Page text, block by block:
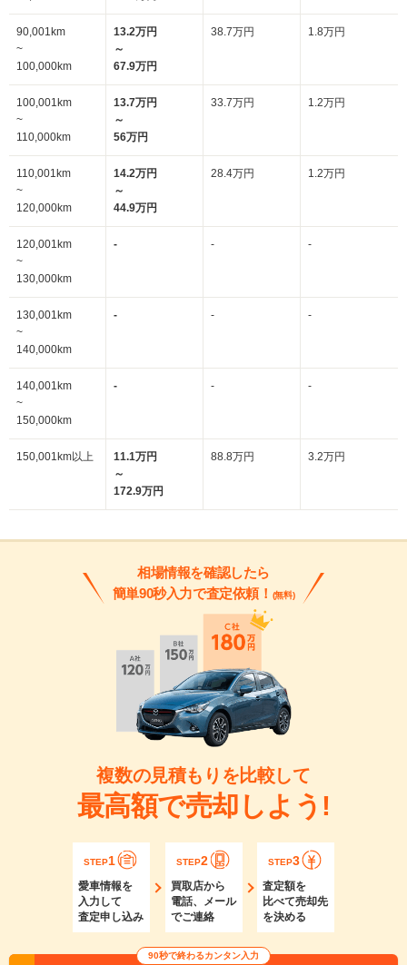
90,001km
~
100,000km
13.2万円
～
67.9万円
38.7万円 1.8万円
100,001km
~
110,000km
13.7万円
～
56万円
33.7万円 1.2万円
110,001km
~
120,000km
14.2万円
～
44.9万円
28.4万円 1.2万円
120,001km
~
130,000km
- - -
130,001km
~
140,000km
- - -
140,001km
~
150,000km
- - -
150,001km以上
11.1万円
～
172.9万円
88.8万円 3.2万円
相場情報を確認したら
簡単90秒入力で査定依頼！ (無料)
複数の見積もりを比較して
最高額で売却しよう!
STEP1
愛車情報を
入力して
査定申し込み
STEP2
買取店から
電話、メール
でご連絡
STEP3
査定額を
比べて売却先
を決める
90秒で終わるカンタン入力